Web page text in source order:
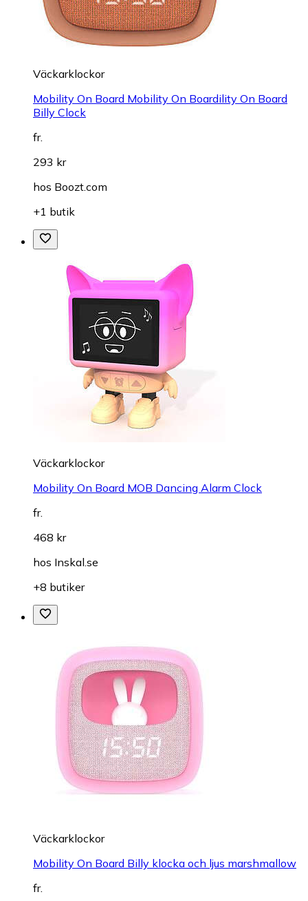
Väckarklockor
Mobility On Board Mobility On Boardility On Board
Billy Clock
fr.
293 kr
hos Boozt.com
+1 butik
Väckarklockor
Mobility On Board MOB Dancing Alarm Clock
fr.
468 kr
hos Inskal.se
+8 butiker
Väckarklockor
Mobility On Board Billy klocka och ljus marshmallow
fr.